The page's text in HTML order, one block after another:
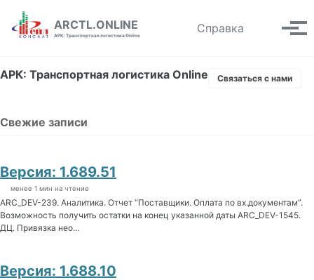
Skip to primary navigation
Skip to content
Skip to footer
ARCTL.ONLINE
АРК: Транспортная логистика Online
Справка Toggle
АРК: Транспортная логистика Online Связаться с нами
Свежие записи
Версия: 1.689.51
менее 1 мин на чтение
ARC_DEV-239. Аналитика. Отчет “Поставщики. Оплата по вх.документам”.
Возможность получить остатки на конец указанной даты ARC_DEV-1545.
ДЦ. Привязка нео...
Версия: 1.688.10